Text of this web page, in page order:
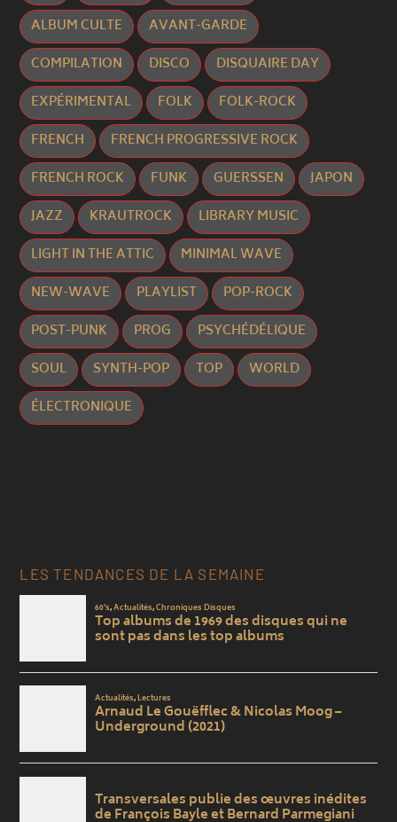
ALBUM CULTE
AVANT-GARDE
COMPILATION
DISCO
DISQUAIRE DAY
EXPÉRIMENTAL
FOLK
FOLK-ROCK
FRENCH
FRENCH PROGRESSIVE ROCK
FRENCH ROCK
FUNK GUERSSEN
JAPON
JAZZ
KRAUTROCK
LIBRARY MUSIC
LIGHT IN THE ATTIC
MINIMAL WAVE
NEW-WAVE
PLAYLIST
POP-ROCK
POST-PUNK
PROG
PSYCHÉDÉLIQUE
SOUL
SYNTH-POP TOP
WORLD
ÉLECTRONIQUE
LES TENDANCES DE LA SEMAINE